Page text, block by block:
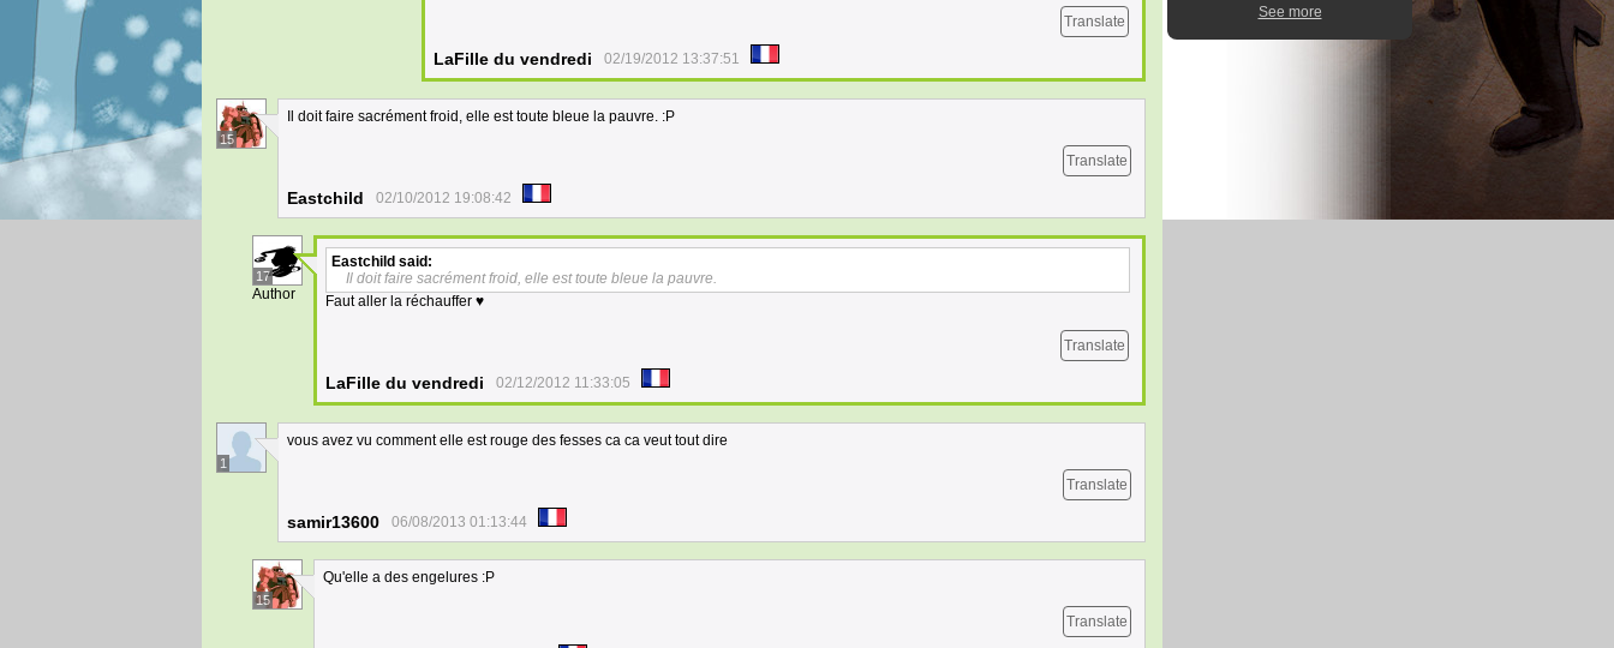
Translate
LaFille du vendredi 02/19/2012 13:37:51
15
Il doit faire sacrément froid, elle est toute bleue la pauvre. :P
Translate
Eastchild 02/10/2012 19:08:42
17
Author
Eastchild said:
Il doit faire sacrément froid, elle est toute bleue la pauvre.
Faut aller la réchauffer ♥
Translate
LaFille du vendredi 02/12/2012 11:33:05
1
vous avez vu comment elle est rouge des fesses ca ca veut tout dire
Translate
samir13600 06/08/2013 01:13:44
15
Qu'elle a des engelures :P
Translate
See more